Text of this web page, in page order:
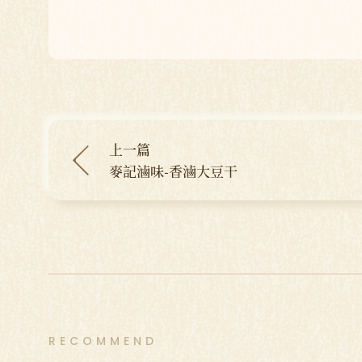
上一篇
麥記滷味-香滷大豆干
RECOMMEND